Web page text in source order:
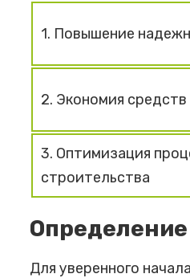
1. Повышение
2. Экономия средств
3. Оптимизация
строительства
Определение
Для уверенного